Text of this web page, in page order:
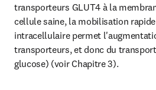
transporteurs GLUT4 à la
cellule saine, la mobilisation
intracellulaire permet
transporteurs, et donc du
glucose) (voir Chapitre 3).